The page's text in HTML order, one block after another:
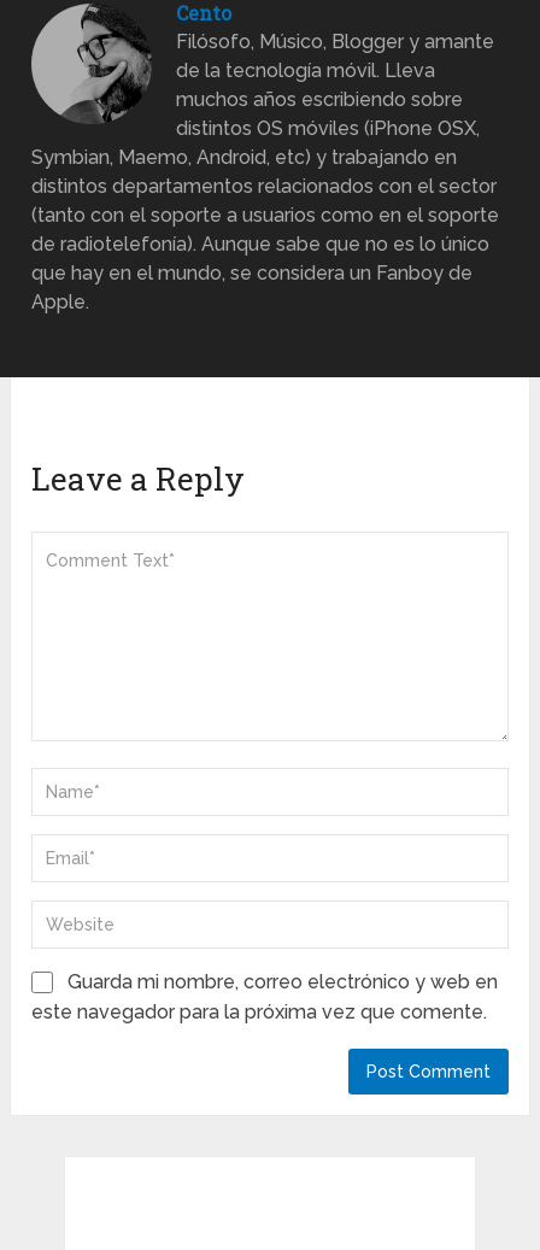
Cento
Filósofo, Músico, Blogger y amante
de la tecnología móvil. Lleva
muchos años escribiendo sobre
distintos OS móviles (iPhone OSX,
Symbian, Maemo, Android, etc) y trabajando en
distintos departamentos relacionados con el sector
(tanto con el soporte a usuarios como en el soporte
de radiotelefonía). Aunque sabe que no es lo único
que hay en el mundo, se considera un Fanboy de
Apple.
Leave a Reply
Guarda mi nombre, correo electrónico y web en
este navegador para la próxima vez que comente.